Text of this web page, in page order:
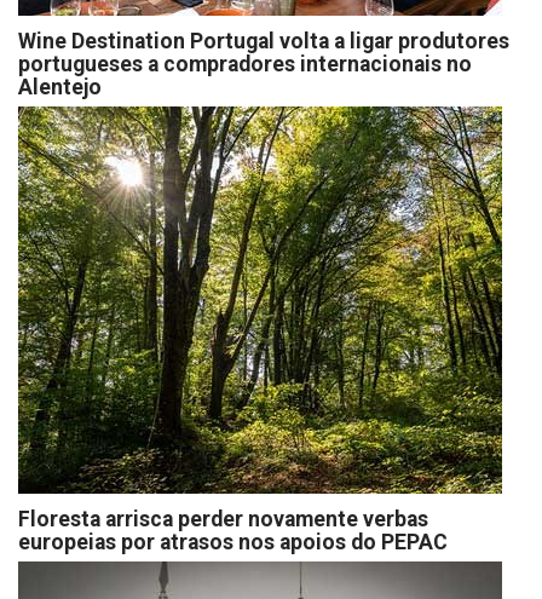
Wine Destination Portugal volta a ligar produtores
portugueses a compradores internacionais no
Alentejo
Floresta arrisca perder novamente verbas
europeias por atrasos nos apoios do PEPAC